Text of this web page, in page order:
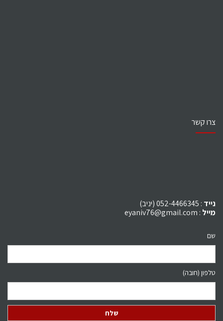
צרו קשר
נייד : 052-4466345 (יניב)
מייל :
eyaniv76@gmail.com
שם
טלפון (חובה)